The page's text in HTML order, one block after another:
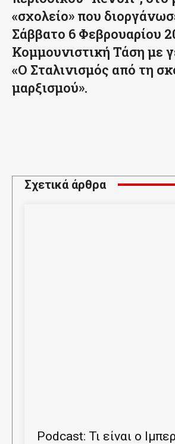
«σχολείο» που
Σάββατο 6 Φεβρουαρίου
Κομμουνιστική Τάση με
«Ο Σταλινισμός από τη
μαρξισμού».
Σχετικά άρθρα
Podcast: Τι είναι ο